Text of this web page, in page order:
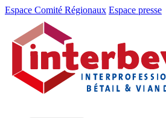
Aller
Aller
contenu
Espace Comité Régionaux Espace presse